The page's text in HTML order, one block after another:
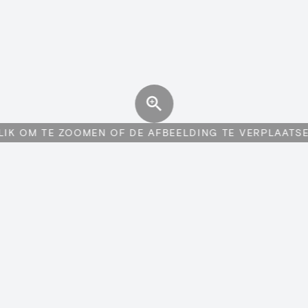
OM TE ZOOMEN OF DE AFBEELDING TE